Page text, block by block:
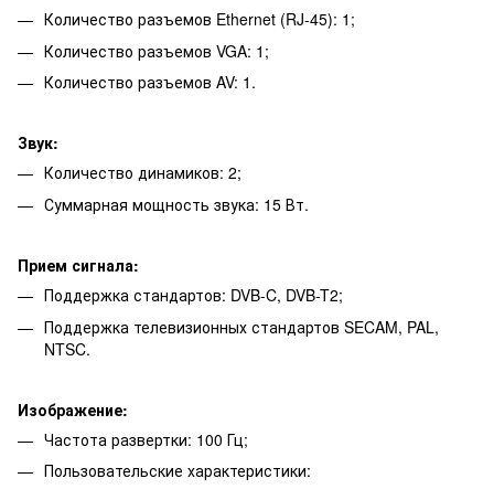
Количество разъемов Ethernet (RJ-45): 1;
Количество разъемов VGA: 1;
Количество разъемов AV: 1.
Звук:
Количество динамиков: 2;
Суммарная мощность звука: 15 Вт.
Прием сигнала:
Поддержка стандартов: DVB-C, DVB-T2;
Поддержка телевизионных стандартов SECAM, PAL,
NTSC.
Изображение:
Частота развертки: 100 Гц;
Пользовательские характеристики: